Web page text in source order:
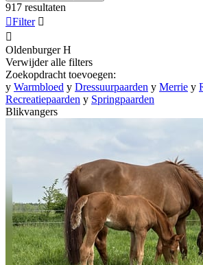
917 resultaten
Filter 

Oldenburger H
Verwijder alle filters
Zoekopdracht toevoegen:
y Warmbloed y Dressuurpaarden y Merrie y
Recreatiepaarden y Springpaarden
Blikvangers